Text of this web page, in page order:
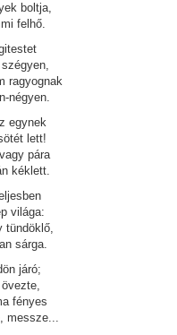
boltja,
felhő.
ragyognak
négyen.
egynek
lett!
pára
kéklett.
világa:
tündöklő,
sárga.
járó;
fényes
messze...